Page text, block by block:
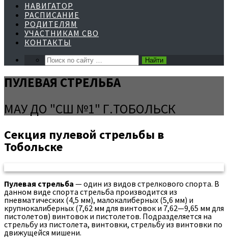
НАВИГАТОР
РАСПИСАНИЕ
РОДИТЕЛЯМ
УЧАСТНИКАМ СВО
КОНТАКТЫ
ПУЛЕВАЯ СТРЕЛЬБА
МАУ ДО "СШ №1" Г.ТОБОЛЬСК
Секция пулевой стрельбы в
Тобольске
Пулевая стрельба — один из видов стрелкового спорта. В
данном виде спорта стрельба производится из
пневматических (4,5 мм), малокалиберных (5,6 мм) и
крупнокалиберных (7,62 мм для винтовок и 7,62—9,65 мм для
пистолетов) винтовок и пистолетов. Подразделяется на
стрельбу из пистолета, винтовки, стрельбу из винтовки по
движущейся мишени.